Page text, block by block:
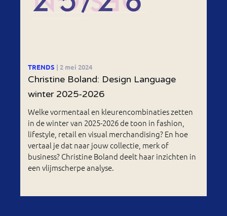
TRENDS | 2 mei 2024
Christine Boland: Design Language
winter 2025-2026
Welke vormentaal en kleurencombinaties zetten
in de winter van 2025-2026 de toon in fashion,
lifestyle, retail en visual merchandising? En hoe
vertaal je dat naar jouw collectie, merk of
business? Christine Boland deelt haar inzichten in
een vlijmscherpe analyse.